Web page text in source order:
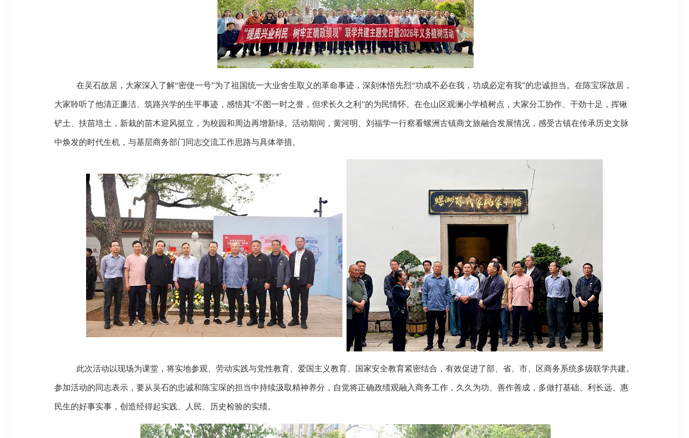
在吴石故居，大家深入了解“密使一号”为了祖国统一大业舍生取义的革命事迹，深刻体悟先烈“功成不必在我，功成必定有我”的忠诚担当。在陈宝琛故居，
大家聆听了他清正廉洁、筑路兴学的生平事迹，感悟其“不图一时之誉，但求长久之利”的为民情怀。在仓山区观澜小学植树点，大家分工协作、干劲十足，挥锹
铲土、扶苗培土，新栽的苗木迎风挺立，为校园和周边再增新绿。活动期间，黄河明、刘福学一行察看螺洲古镇商文旅融合发展情况，感受古镇在传承历史文脉
中焕发的时代生机，与基层商务部门同志交流工作思路与具体举措。
此次活动以现场为课堂，将实地参观、劳动实践与党性教育、爱国主义教育、国家安全教育紧密结合，有效促进了部、省、市、区商务系统多级联学共建。
参加活动的同志表示，要从吴石的忠诚和陈宝琛的担当中持续汲取精神养分，自觉将正确政绩观融入商务工作，久久为功、善作善成，多做打基础、利长远、惠
民生的好事实事，创造经得起实践、人民、历史检验的实绩。